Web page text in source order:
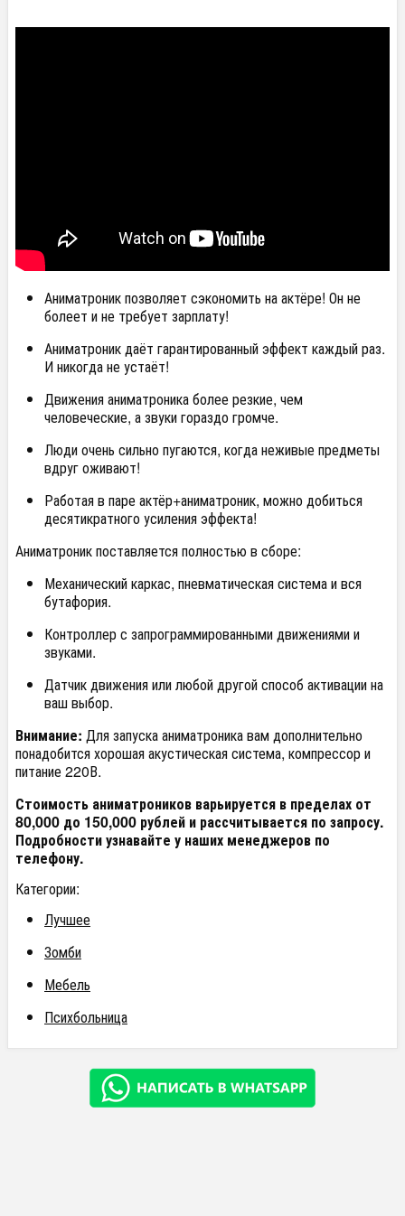
Аниматроник позволяет сэкономить на актёре! Он не
болеет и не требует зарплату!
Аниматроник даёт гарантированный эффект каждый раз.
И никогда не устаёт!
Движения аниматроника более резкие, чем
человеческие, а звуки гораздо громче.
Люди очень сильно пугаются, когда неживые предметы
вдруг оживают!
Работая в паре актёр+аниматроник, можно добиться
десятикратного усиления эффекта!
Аниматроник поставляется полностью в сборе:
Механический каркас, пневматическая система и вся
бутафория.
Контроллер с запрограммированными движениями и
звуками.
Датчик движения или любой другой способ активации на
ваш выбор.
Внимание: Для запуска аниматроника вам дополнительно
понадобится хорошая акустическая система, компрессор и
питание 220В.
Стоимость аниматроников варьируется в пределах от
80,000 до 150,000 рублей и рассчитывается по запросу.
Подробности узнавайте у наших менеджеров по
телефону.
Категории:
Лучшее
Зомби
Мебель
Психбольница